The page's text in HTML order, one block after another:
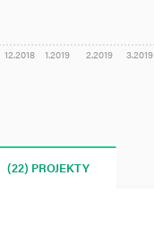
12.2018 1.2019 2.2019 3.2019
(22) PROJEKTY